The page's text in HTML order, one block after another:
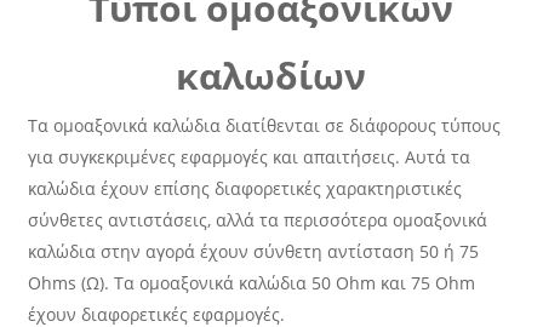
καλωδίων
Τα ομοαξονικά καλώδια διατίθενται σε διάφορους τύπους
για συγκεκριμένες εφαρμογές και απαιτήσεις. Αυτά τα
καλώδια έχουν επίσης διαφορετικές χαρακτηριστικές
σύνθετες αντιστάσεις, αλλά τα περισσότερα ομοαξονικά
καλώδια στην αγορά έχουν σύνθετη αντίσταση 50 ή 75
Ohms (Ω). Τα ομοαξονικά καλώδια 50 Ohm και 75 Ohm
έχουν διαφορετικές εφαρμογές.